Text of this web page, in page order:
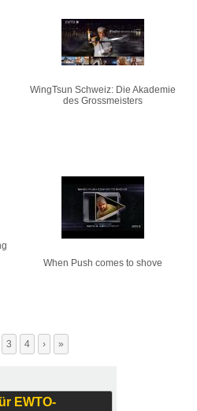
WingTsun Schweiz: Die Akademie
des Grossmeisters
When Push comes to shove
3 4 › »
EWTO-